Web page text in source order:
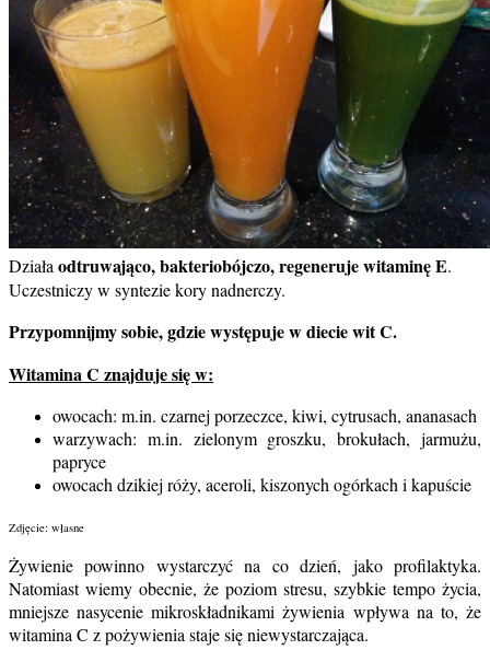
Działa odtruwająco, bakteriobójczo, regeneruje witaminę E.
Uczestniczy w syntezie kory nadnerczy.
Przypomnijmy sobie, gdzie występuje w diecie wit C.
Witamina C znajduje się w:
owocach: m.in. czarnej porzeczce, kiwi, cytrusach, ananasach
warzywach: m.in. zielonym groszku, brokułach, jarmużu,
papryce
owocach dzikiej róży, aceroli, kiszonych ogórkach i kapuście
Zdjęcie: własne
Żywienie powinno wystarczyć na co dzień, jako profilaktyka.
Natomiast wiemy obecnie, że poziom stresu, szybkie tempo życia,
mniejsze nasycenie mikroskładnikami żywienia wpływa na to, że
witamina C z pożywienia staje się niewystarczająca.